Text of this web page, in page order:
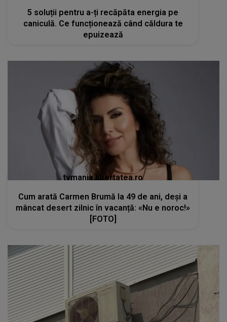
5 soluții pentru a-ți recăpăta energia pe
caniculă. Ce funcționează când căldura te
epuizează
tvmania.libertatea.ro
Cum arată Carmen Brumă la 49 de ani, deși a
mâncat desert zilnic în vacanță: «Nu e noroc!»
[FOTO]